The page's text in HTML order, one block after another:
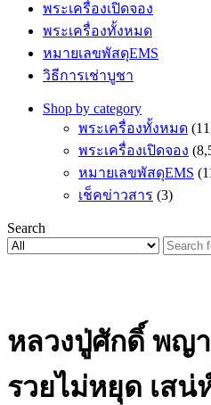
พระเครื่องเปิดจอง
พระเครื่องทั้งหมด
หมายเลขพัสดุEMS
วิธีการเช่าบูชา
Shop by category
พระเครื่องทั้งหมด
พระเครื่องเปิดจอง
หมายเลขพัสดุEMS
เช็คข่าวสาร (3)
Search
หลวงปู่ศักดิ์ พญ
รวยไม่หยุด เสน่